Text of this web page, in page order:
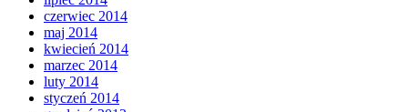
czerwiec 2014
maj 2014
kwiecień 2014
marzec 2014
luty 2014
styczeń 2014